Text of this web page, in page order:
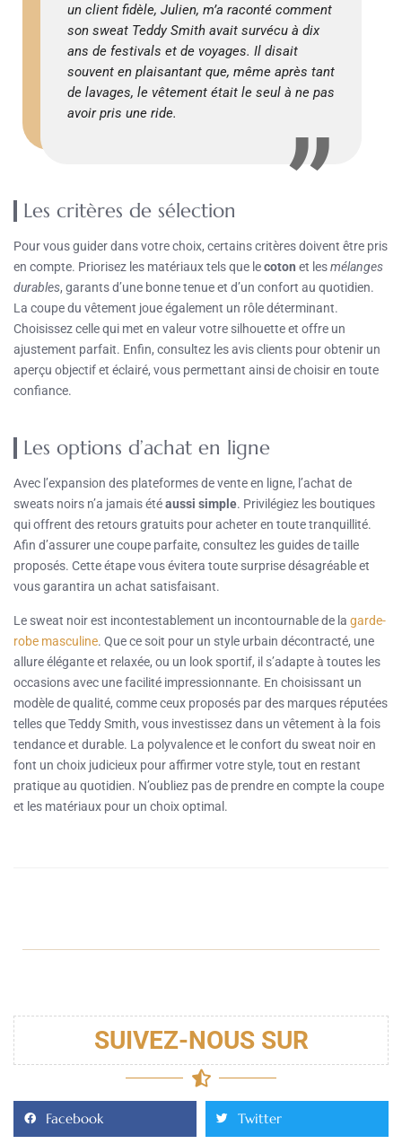
un client fidèle, Julien, m’a raconté comment
son sweat Teddy Smith avait survécu à dix
ans de festivals et de voyages. Il disait
souvent en plaisantant que, même après tant
de lavages, le vêtement était le seul à ne pas
avoir pris une ride.
Les critères de sélection
Pour vous guider dans votre choix, certains critères doivent être pris
en compte. Priorisez les matériaux tels que lecoton et lesmélanges
durables, garants d’une bonne tenue et d’un confort au quotidien.
La coupe du vêtement joue également un rôle déterminant.
Choisissez celle qui met en valeur votre silhouette et offre un
ajustement parfait. Enfin, consultez les avis clients pour obtenir un
aperçu objectif et éclairé, vous permettant ainsi de choisir en toute
confiance.
Les options d’achat en ligne
Avec l’expansion des plateformes de vente en ligne, l’achat de
sweats noirs n’a jamais étéaussi simple. Privilégiez les boutiques
qui offrent des retours gratuits pour acheter en toute tranquillité.
Afin d’assurer une coupe parfaite, consultez les guides de taille
proposés. Cette étape vous évitera toute surprise désagréable et
vous garantira un achat satisfaisant.
Le sweat noir est incontestablement un incontournable de la garde-
robe masculine. Que ce soit pour un style urbain décontracté, une
allure élégante et relaxée, ou un look sportif, il s’adapte à toutes les
occasions avec une facilité impressionnante. En choisissant un
modèle de qualité, comme ceux proposés par des marques réputées
telles que Teddy Smith, vous investissez dans un vêtement à la fois
tendance et durable. La polyvalence et le confort du sweat noir en
font un choix judicieux pour affirmer votre style, tout en restant
pratique au quotidien. N’oubliez pas de prendre en compte la coupe
et les matériaux pour un choix optimal.
SUIVEZ-NOUS SUR
Facebook Twitter